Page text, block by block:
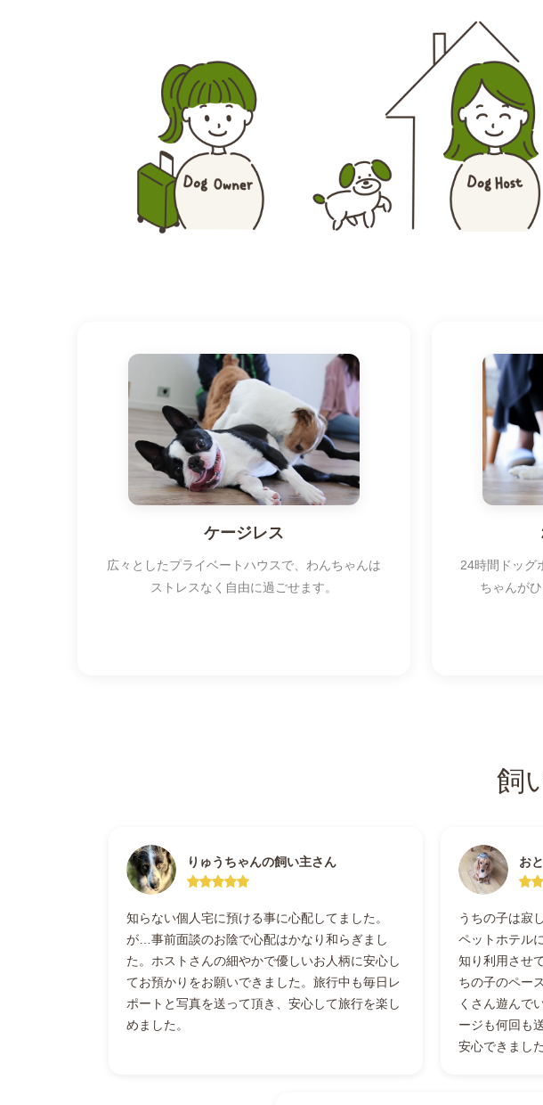
ケージレス
広々としたプライベートハウスで、わんちゃんは
ストレスなく自由に過ごせます。
24時間ドッグ
ちゃんが
飼
りゅうちゃんの飼い主さん
知らない個人宅に預ける事に心配してました。
が…事前面談のお陰で心配はかなり和らぎまし
た。ホストさんの細やかで優しいお人柄に安心し
てお預かりをお願いできました。旅行中も毎日レ
ポートと写真を送って頂き、安心して旅行を楽し
めました。
お
うちの子は寂
ペットホテル
知り利用させ
ちの子のペー
くさん遊んで
ージも何回も
安心できまし